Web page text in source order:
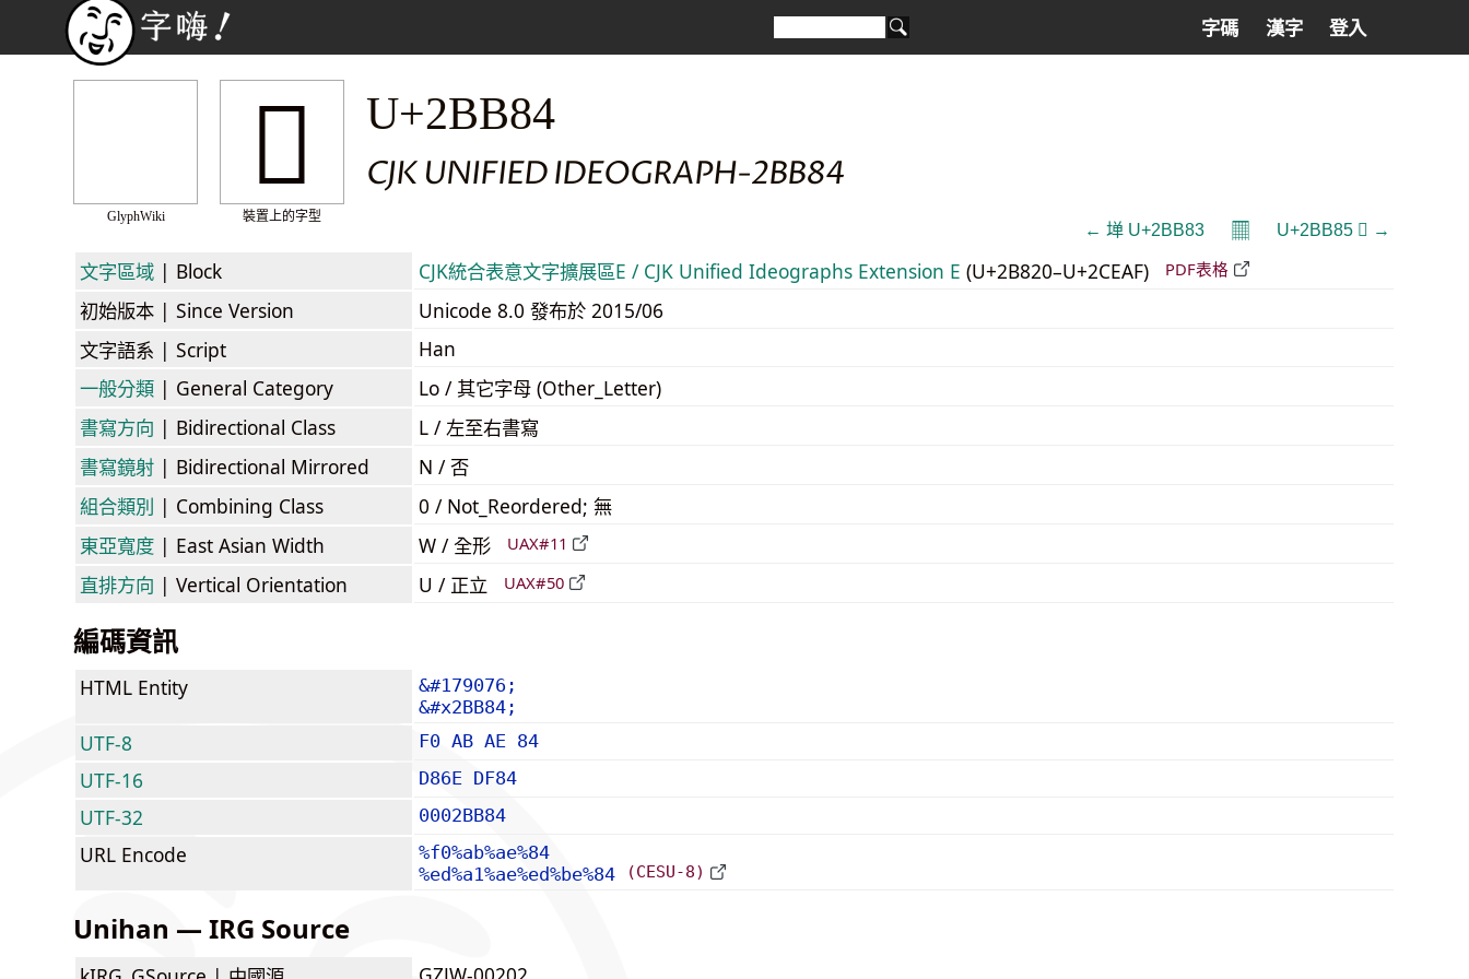
字碼 漢字 登入
GlyphWiki
𫮄
裝置上的字型
U+2BB84
CJK UNIFIED IDEOGRAPH-2BB84
← 𫮃 U+2BB83 𝄜 U+2BB85 𫮅 →
文字區域 | Block CJK統合表意文字擴展區E / CJK Unified Ideographs Extension E (U+2B820–U+2CEAF) PDF表格
初始版本 | Since Version
Unicode 8.0 發布於 2015/06
文字語系 | Script
Han
一般分類 | General Category
Lo / 其它字母 (Other_Letter)
書寫方向 | Bidirectional Class
L / 左至右書寫
書寫鏡射 | Bidirectional Mirrored
N / 否
組合類別 | Combining Class
0 / Not_Reordered; 無
東亞寬度 | East Asian Width W / 全形 UAX#11
直排方向 | Vertical Orientation U / 正立 UAX#50
編碼資訊
HTML Entity
&#179076;
&#x2BB84;
UTF-8 F0 AB AE 84
UTF-16 D86E DF84
UTF-32 0002BB84
URL Encode
%f0%ab%ae%84
%ed%a1%ae%ed%be%84
(CESU-8)
Unihan — IRG Source